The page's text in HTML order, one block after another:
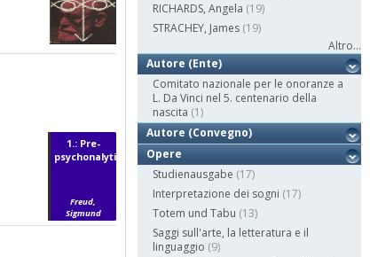
1.: Pre-
psychonalyti...
Freud,
Sigmund
RICHARDS, Angela (19)
STRACHEY, James (19)
Altro...
Autore (Ente)
Comitato nazionale per le onoranze a
L. Da Vinci nel 5. centenario della
nascita (1)
Autore (Convegno)
Opere
Studienausgabe (17)
Interpretazione dei sogni (17)
Totem und Tabu (13)
Saggi sull'arte, la letteratura e il
linguaggio (9)